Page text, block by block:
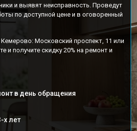
и выявят неисправность. Проведут
по доступной цене и в оговоренный
Московский проспект, 11 или
и получите скидку 20% на ремонт и
в день обращения
х лет